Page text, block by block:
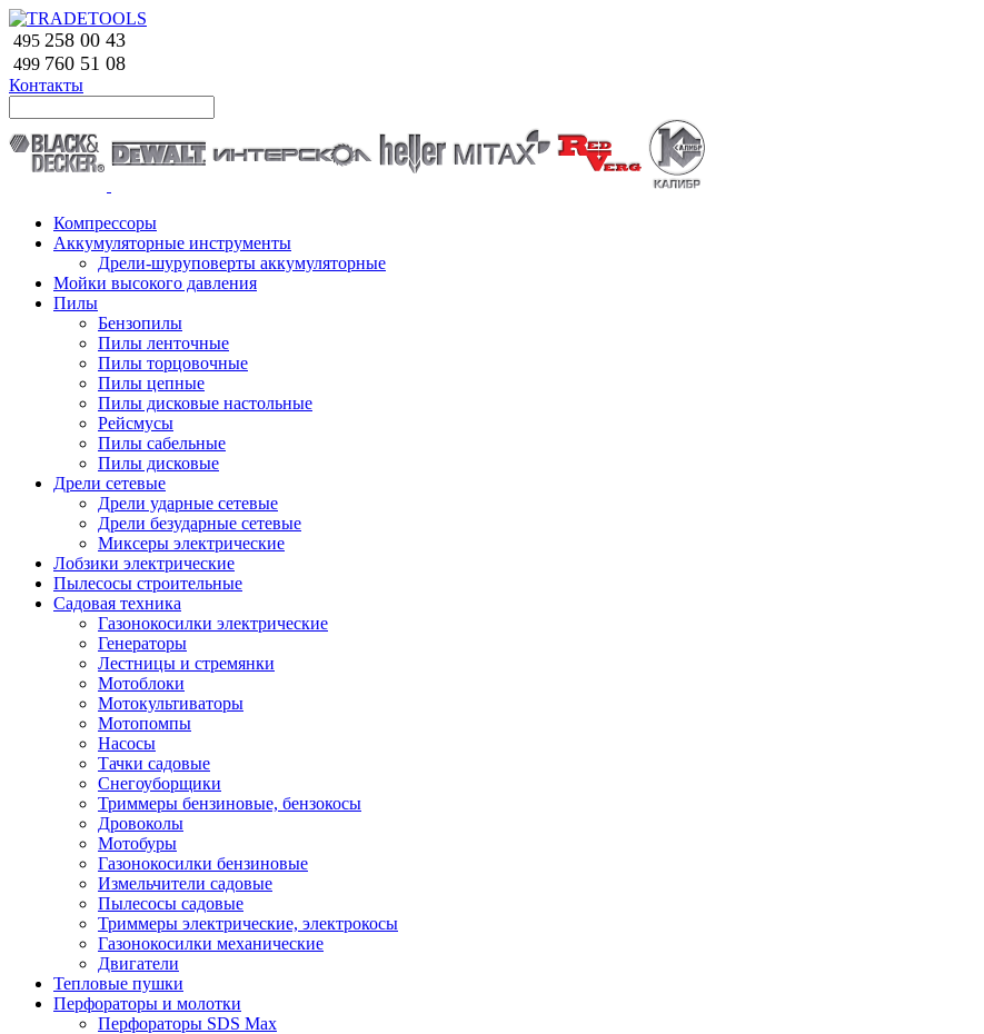
495 258 00 43
499 760 51 08
Контакты
Компрессоры
Аккумуляторные инструменты
Дрели-шуруповерты аккумуляторные
Мойки высокого давления
Пилы
Бензопилы
Пилы ленточные
Пилы торцовочные
Пилы цепные
Пилы дисковые настольные
Рейсмусы
Пилы сабельные
Пилы дисковые
Дрели сетевые
Дрели ударные сетевые
Дрели безударные сетевые
Миксеры электрические
Лобзики электрические
Пылесосы строительные
Садовая техника
Газонокосилки электрические
Генераторы
Лестницы и стремянки
Мотоблоки
Мотокультиваторы
Мотопомпы
Насосы
Тачки садовые
Снегоуборщики
Триммеры бензиновые, бензокосы
Дровоколы
Мотобуры
Газонокосилки бензиновые
Измельчители садовые
Пылесосы садовые
Триммеры электрические, электрокосы
Газонокосилки механические
Двигатели
Тепловые пушки
Перфораторы и молотки
Перфораторы SDS Max